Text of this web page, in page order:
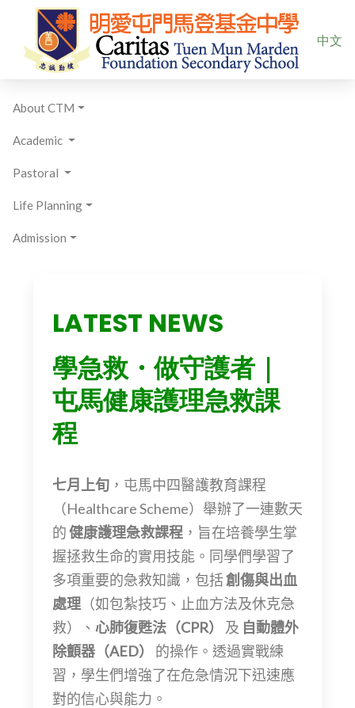
Select
中文
About CTM
Academic
Pastoral
Life Planning
Admission
LATEST NEWS
學急救・做守護者｜
屯馬健康護理急救課
程
七月上旬 ，屯馬中四醫護教育課程
（Healthcare Scheme）舉辦了一連數天
的健康護理急救課程 ，旨在培養學生掌
握拯救生命的實用技能。同學們學習了
多項重要的急救知識，包括創傷與出血
處理 （如包紮技巧、止血方法及休克急
救）、 心肺復甦法（CPR） 及 自動體外
除顫器（AED）
的操作。透過實戰練
習，學生們增強了在危急情況下迅速應
對的信心與能力。